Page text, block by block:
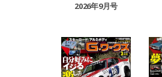
2026年9月号